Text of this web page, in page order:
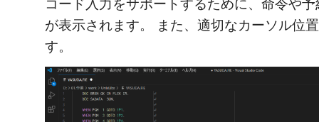
が表示されます。 また、適切なカーソル位
す。